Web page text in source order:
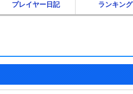
プレイヤー日記 ランキング